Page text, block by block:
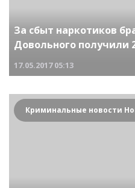
За сбыт наркотиков
Довольного получили
17.05.2017 05:13